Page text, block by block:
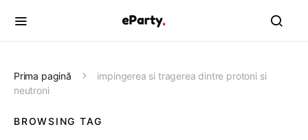
Prima pagină
impingerea si tragerea dintre protoni si
neutroni
BROWSING TAG